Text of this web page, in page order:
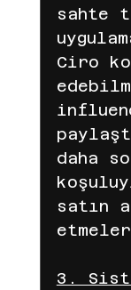
sahte
Ciro
daha
satın
3.